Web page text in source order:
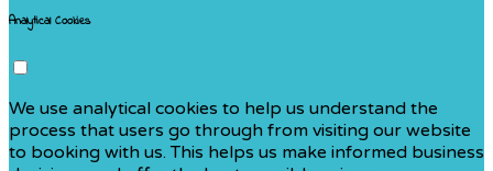
Analytical Cookies
We use analytical cookies to help us understand the
process that users go through from visiting our website
to booking with us. This helps us make informed business